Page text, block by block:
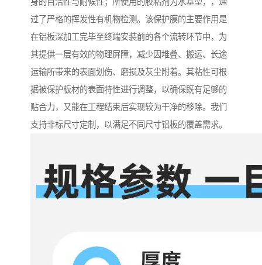
身的自洁性与耐候性；所使用的胶粘剂为水基型，，通
过了严格的挥发性有机物检测。该保护膜的主要作用是
在铝板深加工完毕至终端安装前的各个流转环节中，为
其提供一层有效的物理屏障，减少因堆叠、搬运、长途
运输所带来的表面划伤、磨损及灰尘附着。其粘性可根
据被保护板材的表面特性进行调整，以确保既有足够的
贴合力，又能在工程结束后实现较为干净的移除。我们
支持非标尺寸定制，以满足不同尺寸铝板的覆盖需求。